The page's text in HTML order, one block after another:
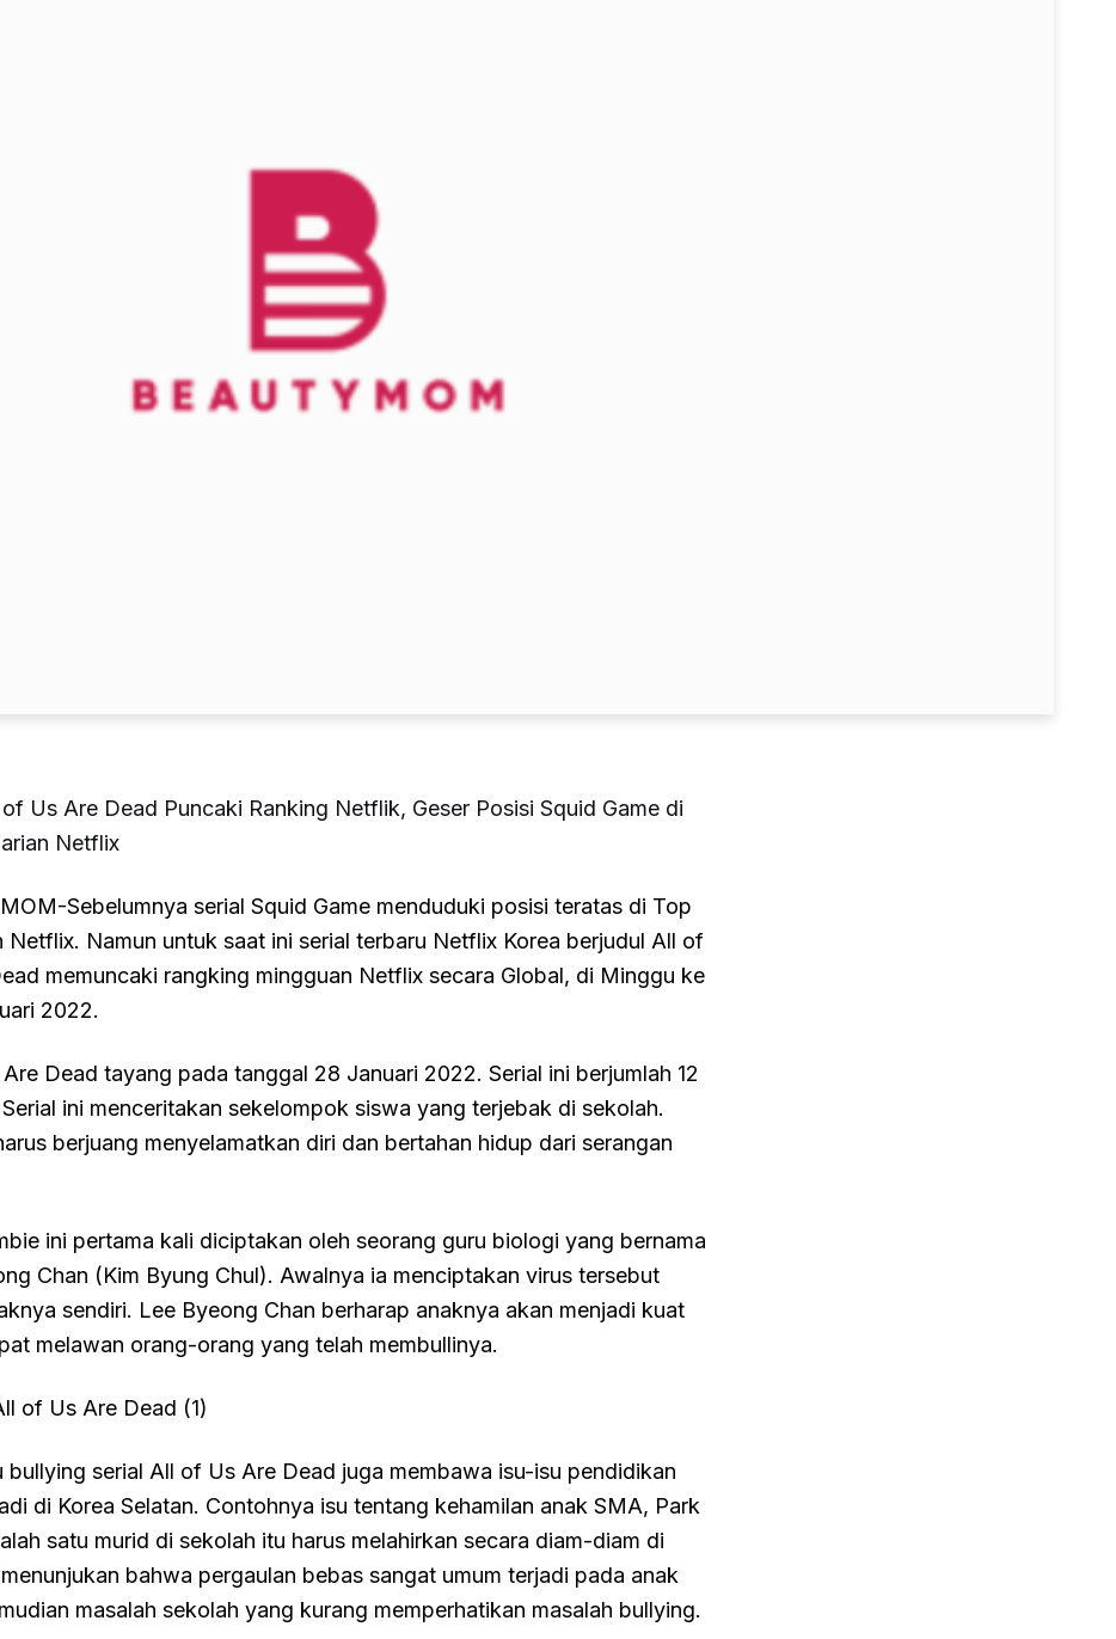
Us Are Dead Puncaki Ranking Netflik, Geser Posisi Squid Game di
Netflix
Sebelumnya serial Squid Game menduduki posisi teratas di Top
Netflix. Namun untuk saat ini serial terbaru Netflix Korea berjudul All of
memuncaki rangking mingguan Netflix secara Global, di Minggu ke
2022.
Dead tayang pada tanggal 28 Januari 2022. Serial ini berjumlah 12
ini menceritakan sekelompok siswa yang terjebak di sekolah.
berjuang menyelamatkan diri dan bertahan hidup dari serangan
ini pertama kali diciptakan oleh seorang guru biologi yang bernama
Chan (Kim Byung Chul). Awalnya ia menciptakan virus tersebut
sendiri. Lee Byeong Chan berharap anaknya akan menjadi kuat
melawan orang-orang yang telah membullinya.
bullying serial All of Us Are Dead juga membawa isu-isu pendidikan
di Korea Selatan. Contohnya isu tentang kehamilan anak SMA, Park
satu murid di sekolah itu harus melahirkan secara diam-diam di
bahwa pergaulan bebas sangat umum terjadi pada anak
masalah sekolah yang kurang memperhatikan masalah bullying.